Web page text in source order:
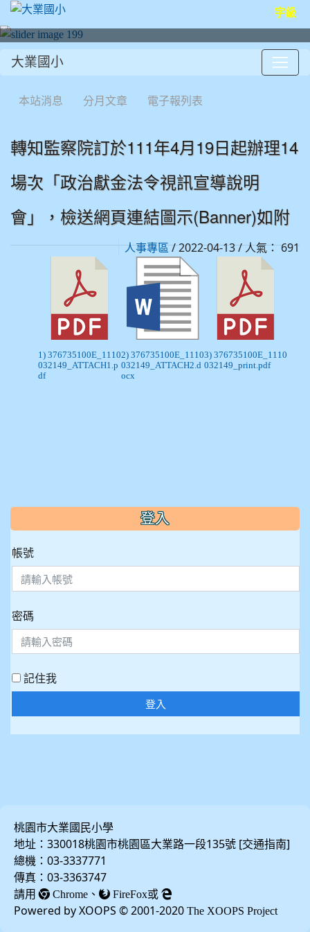
字級
大業國小
本站消息 分月文章 電子報列表
轉知監察院訂於111年4月19日起辦理14
場次「政治獻金法令視訊宣導說明
會」，檢送網頁連結圖示(Banner)如附
人事專區/ 2022-04-13 / 人氣： 691
1) 376735100E_1110
032149_ATTACH1.p
df
2) 376735100E_1110
032149_ATTACH2.d
ocx
3) 376735100E_1110
032149_print.pdf
::: 登入
帳號
密碼
記住我
登入
桃園市大業國民小學
地址：330018桃園市桃園區大業路一段135號 [交通指南]
總機：03-3337771
傳真：03-3363747
請用
Chrome 、 FireFox或
Powered by XOOPS © 2001-2020 The XOOPS Project